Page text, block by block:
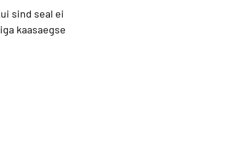
sind seal ei
kaasaegse